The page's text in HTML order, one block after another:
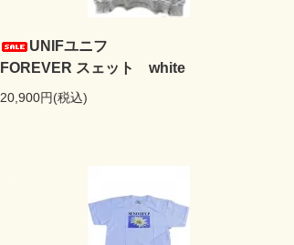
UNIFユニフ
FOREVER スェット white
20,900円(税込)